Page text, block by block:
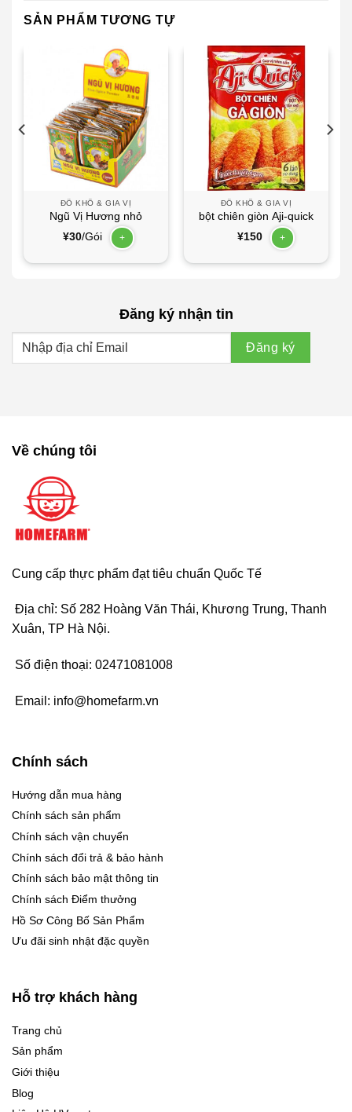
SẢN PHẨM TƯƠNG TỰ
ĐỒ KHÔ & GIA VỊ
Ngũ Vị Hương nhỏ
¥30/Gói +
ĐỒ KHÔ & GIA VỊ
bột chiên giòn Aji-quick
¥150 +
Đăng ký nhận tin
Về chúng tôi
Cung cấp thực phẩm đạt tiêu chuẩn Quốc Tế
Địa chỉ: Số 282 Hoàng Văn Thái, Khương Trung, Thanh
Xuân, TP Hà Nội.
Số điện thoại: 02471081008
Email: info@homefarm.vn
Chính sách
Hướng dẫn mua hàng
Chính sách sản phẩm
Chính sách vận chuyển
Chính sách đổi trả & bảo hành
Chính sách bảo mật thông tin
Chính sách Điểm thưởng
Hồ Sơ Công Bố Sản Phẩm
Ưu đãi sinh nhật đặc quyền
Hỗ trợ khách hàng
Trang chủ
Sản phẩm
Giới thiệu
Blog